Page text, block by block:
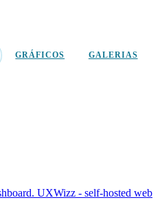
GRÁFICOS GALERIAS
UXWizz - self-hosted web